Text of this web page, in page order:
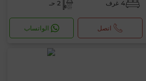
4 غرف 2 حـ
اتصل الواتساب